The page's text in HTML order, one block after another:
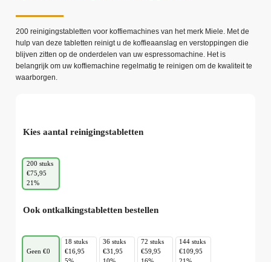
200 reinigingstabletten voor koffiemachines van het merk Miele. Met de
hulp van deze tabletten reinigt u de koffieaanslag en verstoppingen die
blijven zitten op de onderdelen van uw espressomachine. Het is
belangrijk om uw koffiemachine regelmatig te reinigen om de kwaliteit te
waarborgen.
Kies aantal reinigingstabletten
200 stuks
€75,95
21%
Ook ontkalkingstabletten bestellen
Geen €0
18 stuks
€16,95
36 stuks
€31,95
72 stuks
€59,95
144 stuks
€109,95